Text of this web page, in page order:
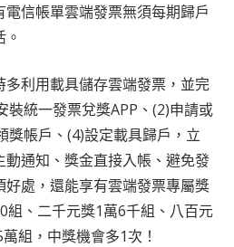
信帳單雲端發票無須每期歸戶
利用載具儲存雲端發票，並完
裝統一發票兌獎APP、(2)申請或
獎帳戶、(4)設定載具歸戶，立
通知、獎金直接入帳、避免發
處，還能享有雲端發票專屬獎
組、二千元獎1萬6千組、八百元
組，中獎機會多1次！